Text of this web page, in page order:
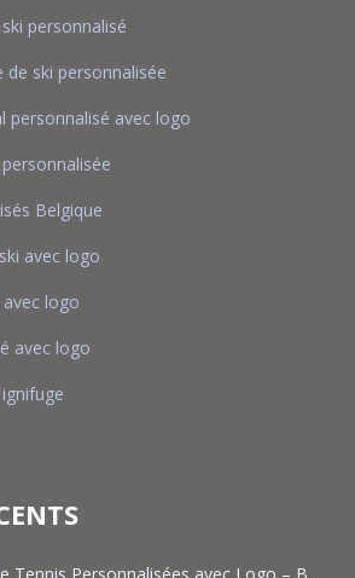
personnalisé
de ski personnalisée
personnalisé avec logo
Belgique
avec logo
logo
avec logo